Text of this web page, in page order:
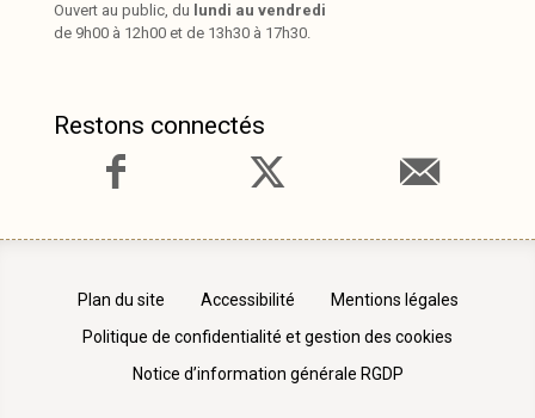
Ouvert au public, du lundi au vendredi
de 9h00 à 12h00 et de 13h30 à 17h30.
Restons connectés
Plan du site Accessibilité
Mentions légales
Politique de confidentialité et gestion des cookies
Notice d’information générale RGDP